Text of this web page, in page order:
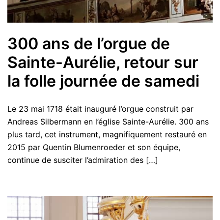
300 ans de l’orgue de
Sainte-Aurélie, retour sur
la folle journée de samedi
Le 23 mai 1718 était inauguré l’orgue construit par
Andreas Silbermann en l’église Sainte-Aurélie. 300 ans
plus tard, cet instrument, magnifiquement restauré en
2015 par Quentin Blumenroeder et son équipe,
continue de susciter l’admiration des […]